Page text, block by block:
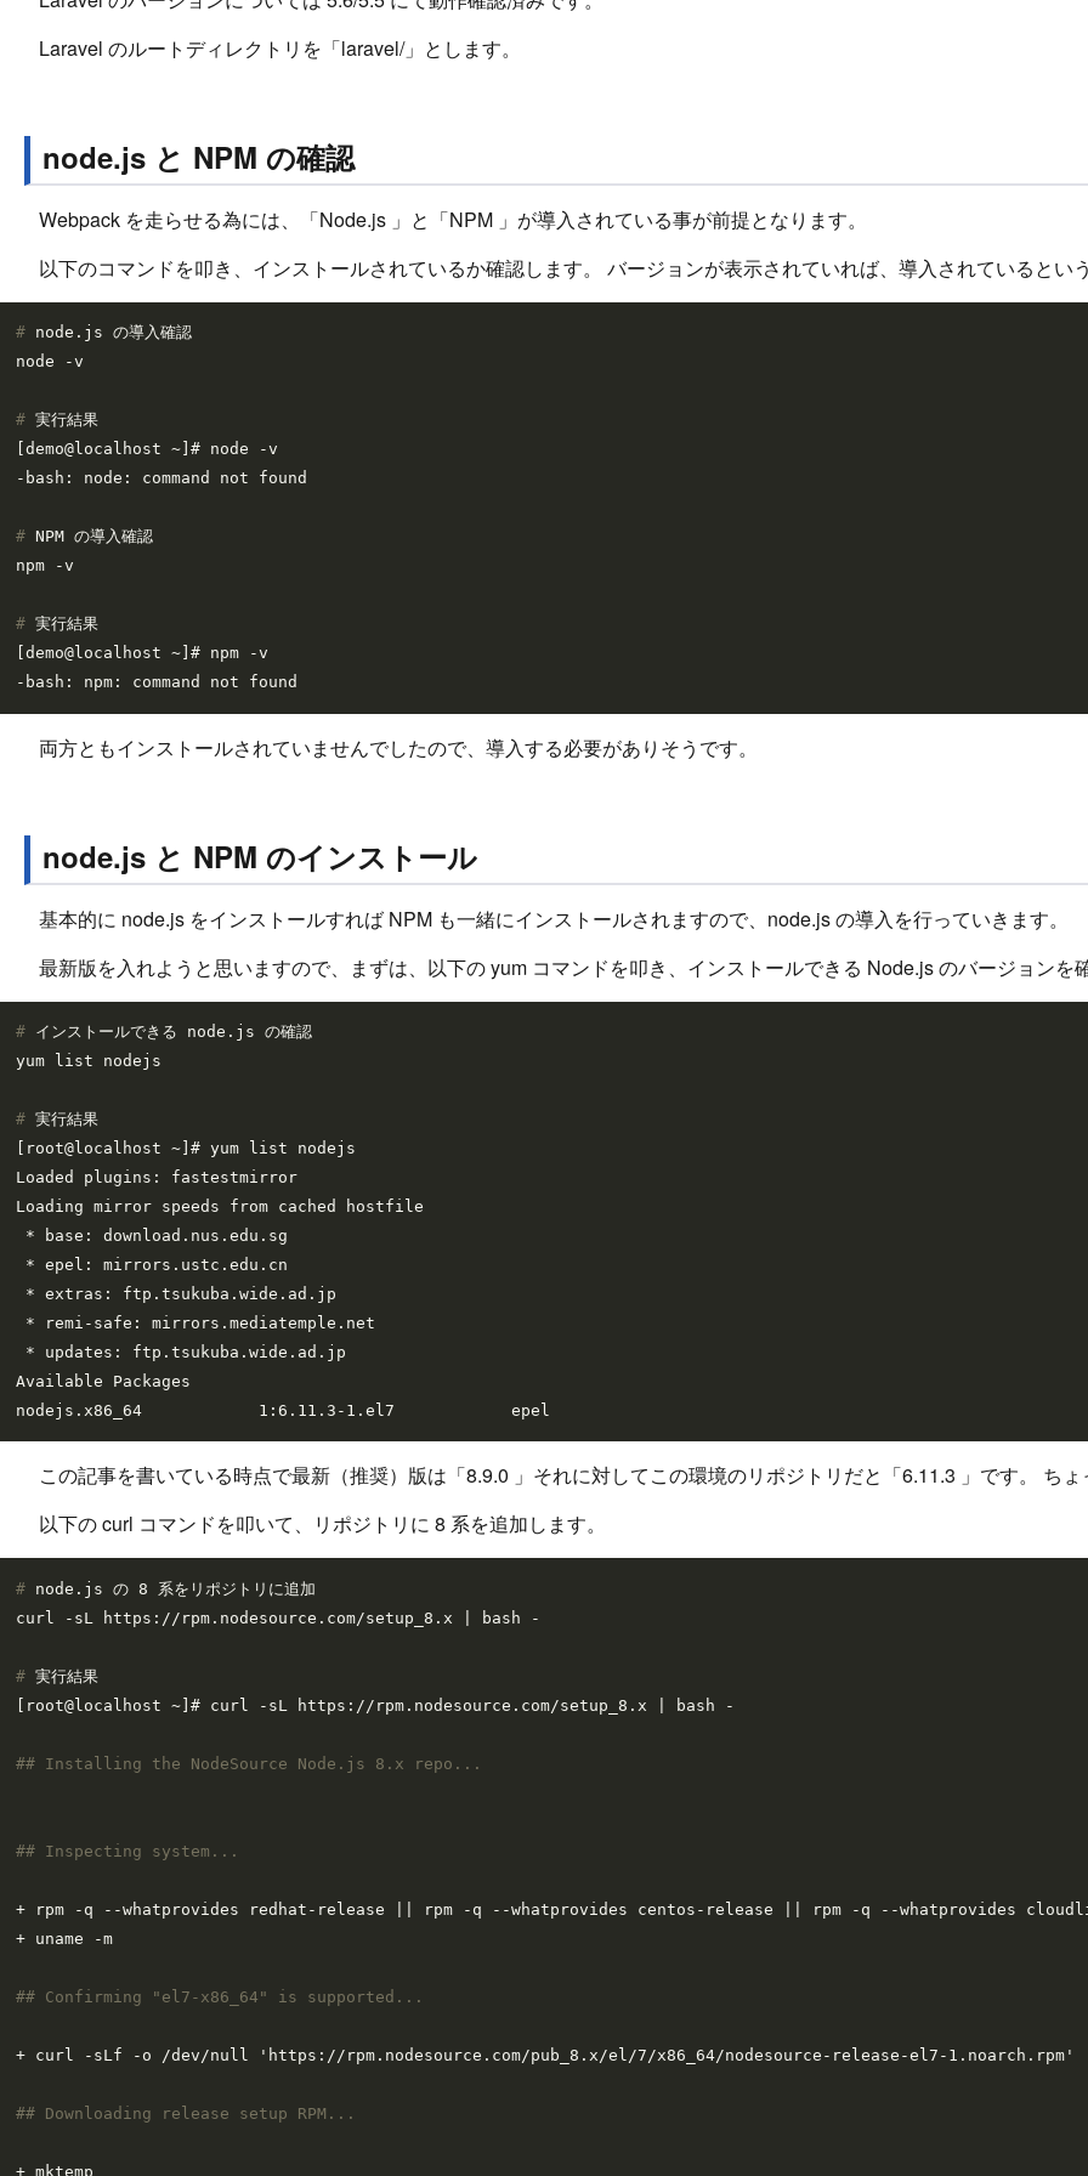
Laravel のルートディレクトリを「laravel/」とします。
node.js と NPM の確認
Webpack を走らせる為には、「Node.js 」と「NPM 」が導入されている事が前提となります。
以下のコマンドを叩き、インストールされているか確認します。 バージョンが表示されていれば、導入されているとい
# node.js の導入確認
# 実行結果
[demo@localhost ~]# node -v
# NPM の導入確認
# 実行結果
[demo@localhost ~]# npm -v
両方ともインストールされていませんでしたので、導入する必要がありそうです。
node.js と NPM のインストール
基本的に node.js をインストールすれば NPM も一緒にインストールされますので、node.js の導入を行っていきます。
最新版を入れようと思いますので、まずは、以下の yum コマンドを叩き、インストールできる Node.js のバージョンを
# インストールできる node.js の確認
# 実行結果
[root@localhost ~]#
Loaded plugins: fastestmirror
Loading mirror speeds from cached hostfile
* base: download.nus.edu.sg
* epel: mirrors.ustc.edu.cn
* extras: ftp.tsukuba.wide.ad.jp
* remi-safe: mirrors.mediatemple.net
* updates: ftp.tsukuba.wide.ad.jp
Available Packages
この記事を書いている時点で最新（推奨）版は「8.9.0 」それに対してこの環境のリポジトリだと「6.11.3 」です。 ち
以下の curl コマンドを叩いて、リポジトリに 8 系を追加します。
# node.js の 8 系をリポジトリに追加
# 実行結果
## Installing the NodeSource Node.js 8.x repo...
## Inspecting system...
+ rpm -q --whatprovides redhat-release || rpm -q --whatprovides centos-release || rpm -q --whatprovides
## Confirming "el7-x86_64" is supported...
## Downloading release setup RPM...
+ mktemp